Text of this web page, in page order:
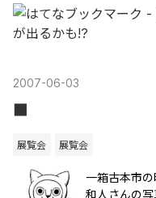
2007-06-03
展覧会 展覧会
一箱古本市
和人さんの写